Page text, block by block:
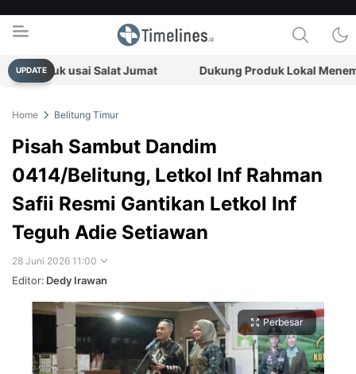
Timelines.id
Media Literasi, Sejarah & Budaya
UPDATE usai Salat Jumat Dukung Produk Lokal
Home Belitung Timur
Pisah Sambut Dandim
0414/Belitung, Letkol Inf Rahman
Safii Resmi Gantikan Letkol Inf
Teguh Adie Setiawan
28 Juni 2026 11:00
Editor: Dedy Irawan
Perbesar